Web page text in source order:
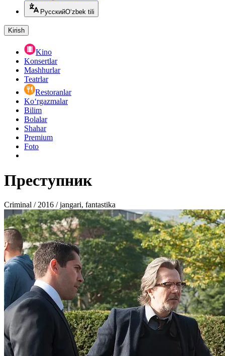
РусскийO‘zbek tili
Kirish
Kino
Konsertlar
Mashhurlar
Teatrlar
Restoranlar
Ko‘rgazmalar
Bilim
Bolalar
Shahar
Premium
Foto
Преступник
Criminal / 2016 / jangari, fantastika